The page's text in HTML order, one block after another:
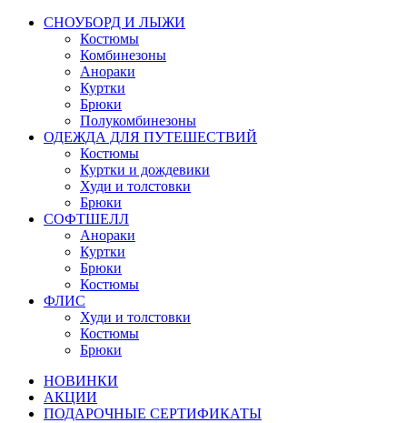
СНОУБОРД И ЛЫЖИ
Костюмы
Комбинезоны
Анораки
Куртки
Брюки
Полукомбинезоны
ОДЕЖДА ДЛЯ ПУТЕШЕСТВИЙ
Костюмы
Куртки и дождевики
Худи и толстовки
Брюки
СОФТШЕЛЛ
Анораки
Куртки
Брюки
Костюмы
ФЛИС
Худи и толстовки
Костюмы
Брюки
НОВИНКИ
АКЦИИ
ПОДАРОЧНЫЕ СЕРТИФИКАТЫ